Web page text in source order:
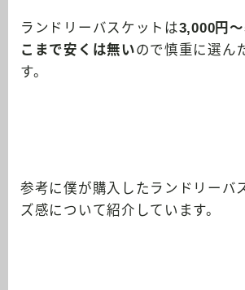
ランドリーバスケットは3,000円
こまで安くは無いので慎重に選ん
す。
参考に僕が購入したランドリーバ
ズ感について紹介しています。